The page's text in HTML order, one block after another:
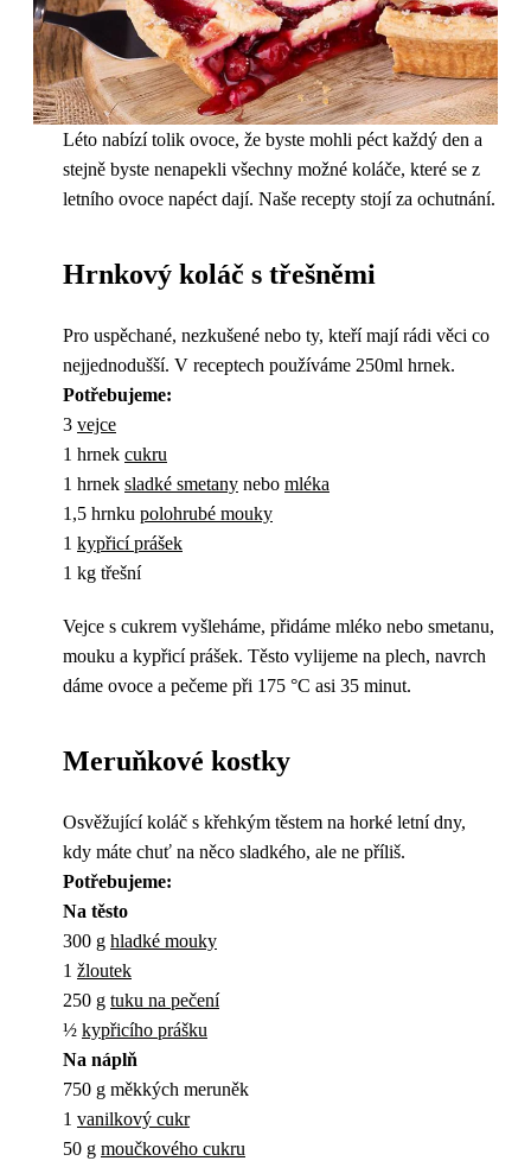
Léto nabízí tolik ovoce, že byste mohli péct každý den a
stejně byste nenapekli všechny možné koláče, které se z
letního ovoce napéct dají. Naše recepty stojí za ochutnání.
Hrnkový koláč s třešněmi
Pro uspěchané, nezkušené nebo ty, kteří mají rádi věci co
nejjednodušší. V receptech používáme 250ml hrnek.
Potřebujeme:
3 vejce
1 hrnek cukru
1 hrnek sladké smetany nebo mléka
1,5 hrnku polohrubé mouky
1 kypřicí prášek
1 kg třešní
Vejce s cukrem vyšleháme, přidáme mléko nebo smetanu,
mouku a kypřicí prášek. Těsto vylijeme na plech, navrch
dáme ovoce a pečeme při 175 °C asi 35 minut.
Meruňkové kostky
Osvěžující koláč s křehkým těstem na horké letní dny,
kdy máte chuť na něco sladkého, ale ne příliš.
Potřebujeme:
Na těsto
300 g hladké mouky
1 žloutek
250 g tuku na pečení
½ kypřicího prášku
Na náplň
750 g měkkých meruněk
1 vanilkový cukr
50 g moučkového cukru